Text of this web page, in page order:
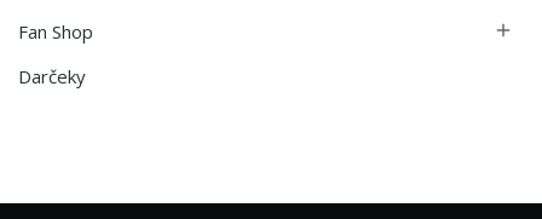
Fan Shop 
Darčeky